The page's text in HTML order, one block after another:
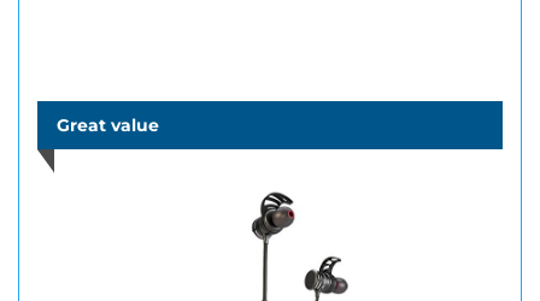
Great value